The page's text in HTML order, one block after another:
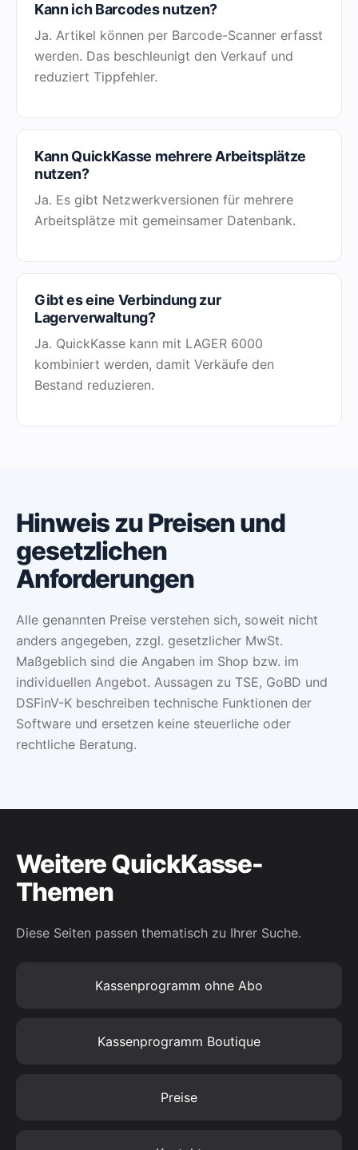
Kann ich Barcodes nutzen?
Ja. Artikel können per Barcode-Scanner erfasst
werden. Das beschleunigt den Verkauf und
reduziert Tippfehler.
Kann QuickKasse mehrere Arbeitsplätze
nutzen?
Ja. Es gibt Netzwerkversionen für mehrere
Arbeitsplätze mit gemeinsamer Datenbank.
Gibt es eine Verbindung zur
Lagerverwaltung?
Ja. QuickKasse kann mit LAGER 6000
kombiniert werden, damit Verkäufe den
Bestand reduzieren.
Hinweis zu Preisen und
gesetzlichen
Anforderungen
Alle genannten Preise verstehen sich, soweit nicht
anders angegeben, zzgl. gesetzlicher MwSt.
Maßgeblich sind die Angaben im Shop bzw. im
individuellen Angebot. Aussagen zu TSE, GoBD und
DSFinV-K beschreiben technische Funktionen der
Software und ersetzen keine steuerliche oder
rechtliche Beratung.
Weitere QuickKasse-
Themen
Diese Seiten passen thematisch zu Ihrer Suche.
Kassenprogramm ohne Abo
Kassenprogramm Boutique
Preise